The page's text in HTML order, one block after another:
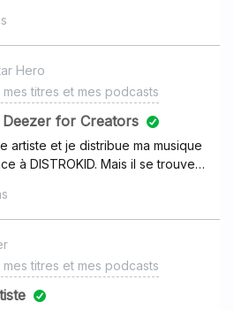
page artiste qui n'est pas la
pas du tout, pouvez
svp, car ce n'est pas idéal pour
que je compte bientôt sortie
Hero
titres et mes podcasts
Deezer for Creators
artiste et je distribue ma musique
à DISTROKID. Mais il se trouve
assimilées à un Deezer creator
autre artiste qui n’est pas moi.
Deezer creator afin d’obtenir
et mes statistiques. merci.
titres et mes podcasts